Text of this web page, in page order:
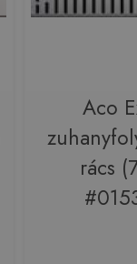
Aco
rács